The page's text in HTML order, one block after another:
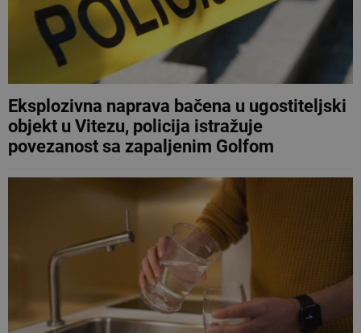
Eksplozivna naprava bačena u ugostiteljski
objekt u Vitezu, policija istražuje
povezanost sa zapaljenim Golfom